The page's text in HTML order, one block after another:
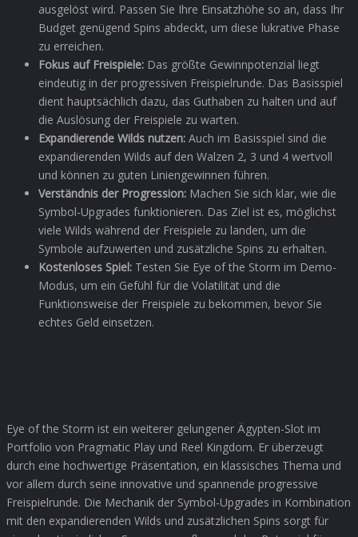
ausgelöst wird. Passen Sie Ihre Einsatzhöhe so an, dass Ihr
Budget genügend Spins abdeckt, um diese lukrative Phase
zu erreichen.
Fokus auf Freispiele: Das größte Gewinnpotenzial liegt
eindeutig in der progressiven Freispielrunde. Das Basisspiel
dient hauptsächlich dazu, das Guthaben zu halten und auf
die Auslösung der Freispiele zu warten.
Expandierende Wilds nutzen: Auch im Basisspiel sind die
expandierenden Wilds auf den Walzen 2, 3 und 4 wertvoll
und können zu guten Liniengewinnen führen.
Verständnis der Progression: Machen Sie sich klar, wie die
Symbol-Upgrades funktionieren. Das Ziel ist es, möglichst
viele Wilds während der Freispiele zu landen, um die
Symbole aufzuwerten und zusätzliche Spins zu erhalten.
Kostenloses Spiel: Testen Sie Eye of the Storm im Demo-
Modus, um ein Gefühl für die Volatilität und die
Funktionsweise der Freispiele zu bekommen, bevor Sie
echtes Geld einsetzen.
Eye of the Storm ist ein weiterer gelungener Ägypten-Slot im
Portfolio von Pragmatic Play und Reel Kingdom. Er überzeugt
durch eine hochwertige Präsentation, ein klassisches Thema und
vor allem durch seine innovative und spannende progressive
Freispielrunde. Die Mechanik der Symbol-Upgrades in Kombination
mit den expandierenden Wilds und zusätzlichen Spins sorgt für